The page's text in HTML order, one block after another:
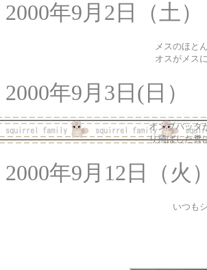
2000年9月2日（土）
メスのほと
オスがメス
2000年9月3日(日）
オンブバッタ
り飛ばした糞
2000年9月12日（火）
いつも